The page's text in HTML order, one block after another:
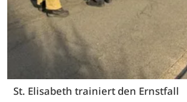
St. Elisabeth trainiert den Ernstfall